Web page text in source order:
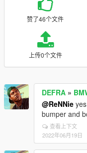
赞了46个文件
上传0个文件
DEFRA »
@ReNNie
bumper and
查看上下文
2022年06月19日